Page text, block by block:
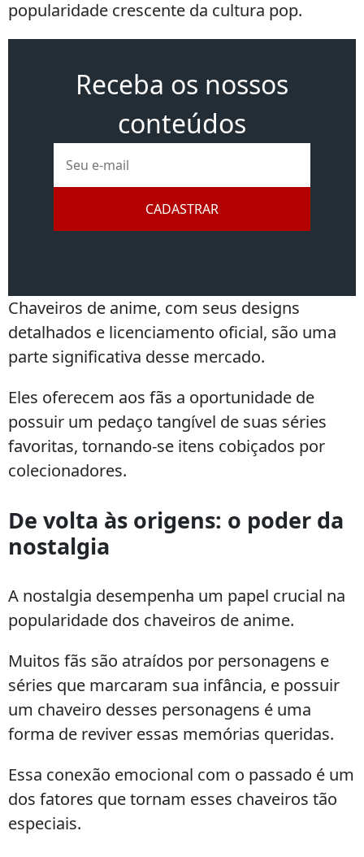
popularidade crescente da cultura pop.
Receba os nossos
conteúdos
mail
CADASTRAR
Chaveiros de anime, com seus designs
detalhados e licenciamento oficial, são uma
parte significativa desse mercado.
Eles oferecem aos fãs a oportunidade de
possuir um pedaço tangível de suas séries
favoritas, tornando-se itens cobiçados por
colecionadores.
De volta às origens: o poder da
nostalgia
A nostalgia desempenha um papel crucial na
popularidade dos chaveiros de anime.
Muitos fãs são atraídos por personagens e
séries que marcaram sua infância, e possuir
um chaveiro desses personagens é uma
forma de reviver essas memórias queridas.
Essa conexão emocional com o passado é um
dos fatores que tornam esses chaveiros tão
especiais.